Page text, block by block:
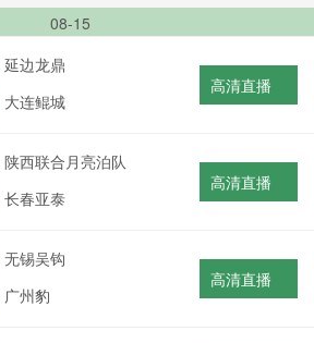
08-15
延边龙鼎
大连鲲城
高清直播
陕西联合月亮泊队
长春亚泰
高清直播
无锡吴钩
广州豹
高清直播